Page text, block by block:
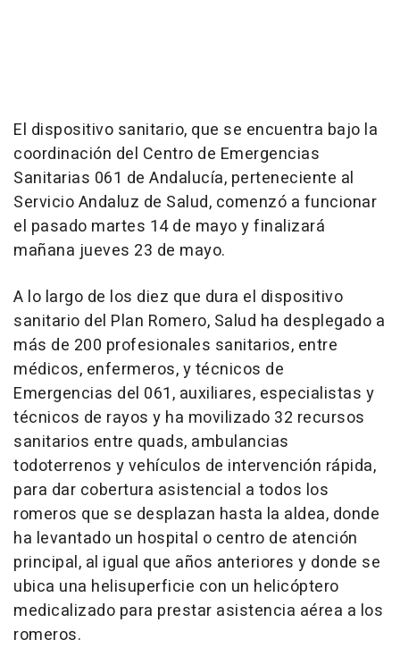
El dispositivo sanitario, que se encuentra bajo la
coordinación del Centro de Emergencias
Sanitarias 061 de Andalucía, perteneciente al
Servicio Andaluz de Salud, comenzó a funcionar
el pasado martes 14 de mayo y finalizará
mañana jueves 23 de mayo.
A lo largo de los diez que dura el dispositivo
sanitario del Plan Romero, Salud ha desplegado a
más de 200 profesionales sanitarios, entre
médicos, enfermeros, y técnicos de
Emergencias del 061, auxiliares, especialistas y
técnicos de rayos y ha movilizado 32 recursos
sanitarios entre quads, ambulancias
todoterrenos y vehículos de intervención rápida,
para dar cobertura asistencial a todos los
romeros que se desplazan hasta la aldea, donde
ha levantado un hospital o centro de atención
principal, al igual que años anteriores y donde se
ubica una helisuperficie con un helicóptero
medicalizado para prestar asistencia aérea a los
romeros.